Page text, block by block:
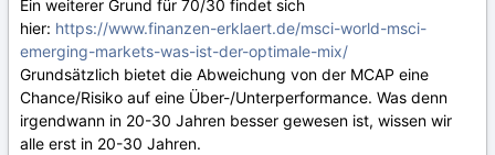
Ein weiterer Grund für 70/30 findet sich
hier: https://www.finanzen-erklaert.de/msci-world-msci-
emerging-markets-was-ist-der-optimale-mix/
Grundsätzlich bietet die Abweichung von der MCAP eine
Chance/Risiko auf eine Über-/Unterperformance. Was denn
irgendwann in 20-30 Jahren besser gewesen ist, wissen wir
alle erst in 20-30 Jahren.